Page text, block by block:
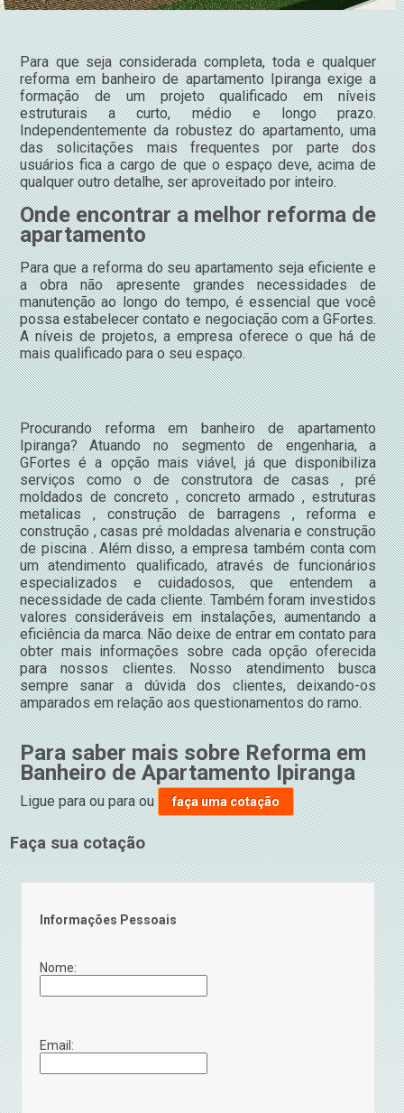
Para que seja considerada completa, toda e qualquer
reforma em banheiro de apartamento Ipiranga exige a
formação de um projeto qualificado em níveis
estruturais a curto, médio e longo prazo.
Independentemente da robustez do apartamento, uma
das solicitações mais frequentes por parte dos
usuários fica a cargo de que o espaço deve, acima de
qualquer outro detalhe, ser aproveitado por inteiro.
Onde encontrar a melhor reforma de
apartamento
Para que a reforma do seu apartamento seja eficiente e
a obra não apresente grandes necessidades de
manutenção ao longo do tempo, é essencial que você
possa estabelecer contato e negociação com a GFortes.
A níveis de projetos, a empresa oferece o que há de
mais qualificado para o seu espaço.
Procurando reforma em banheiro de apartamento
Ipiranga? Atuando no segmento de engenharia, a
GFortes é a opção mais viável, já que disponibiliza
serviços como o de construtora de casas , pré
moldados de concreto , concreto armado , estruturas
metalicas , construção de barragens , reforma e
construção , casas pré moldadas alvenaria e construção
de piscina . Além disso, a empresa também conta com
um atendimento qualificado, através de funcionários
especializados e cuidadosos, que entendem a
necessidade de cada cliente. Também foram investidos
valores consideráveis em instalações, aumentando a
eficiência da marca. Não deixe de entrar em contato para
obter mais informações sobre cada opção oferecida
para nossos clientes. Nosso atendimento busca
sempre sanar a dúvida dos clientes, deixando-os
amparados em relação aos questionamentos do ramo.
Para saber mais sobre Reforma em
Banheiro de Apartamento Ipiranga
Ligue paraou paraou faça uma cotação
Faça sua cotação
Informações Pessoais
Nome:
Email: